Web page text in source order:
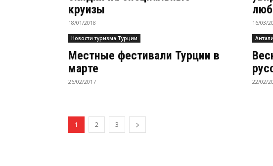
круизы
18/01/2018 16/03/
Новости туризма Турции
Местные фестивали Турции в
марте
26/02/2017 22/02/
1 2 3